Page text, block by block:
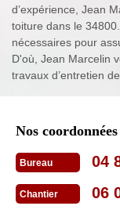
d’expérience, Jean
toiture dans le
nécessaires pour
D'où, Jean Marcelin
travaux d’entretien
Nos coordonnées
Bureau 04
Chantier 06